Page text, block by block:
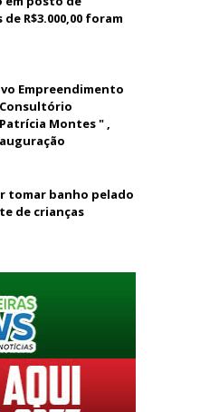
R$3.000,00 foram
Empreendimento
Montes " ,
tomar banho pelado
de crianças